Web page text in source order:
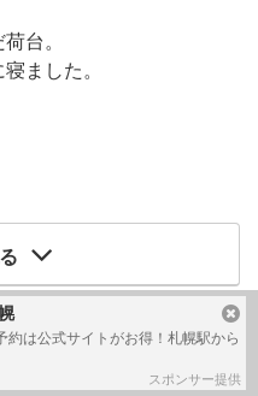
台。
ました。
16
約は公式サイトがお得！札幌駅から
スポンサー提供